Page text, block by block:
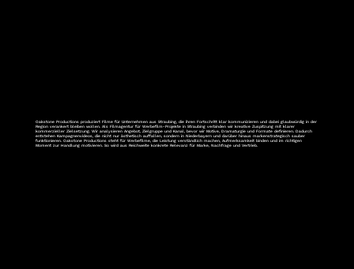
Oakstone Productions produziert Filme für Unternehmen aus Straubing, die ihren Fortschritt klar kommunizieren und dabei glaubwürdig in der
Region verankert bleiben wollen. Als Filmagentur für Werbefilm-Projekte in Straubing verbinden wir kreative Zuspitzung mit klarer
kommerzieller Zielsetzung. Wir analysieren Angebot, Zielgruppe und Kanal, bevor wir Motive, Dramaturgie und Formate definieren. Dadurch
entstehen Kampagnenvideos, die nicht nur ästhetisch auffallen, sondern in Niederbayern und darüber hinaus markenstrategisch sauber
funktionieren. Oakstone Productions steht für Werbefilme, die Leistung verständlich machen, Aufmerksamkeit binden und im richtigen
Moment zur Handlung motivieren. So wird aus Reichweite konkrete Relevanz für Marke, Nachfrage und Vertrieb.